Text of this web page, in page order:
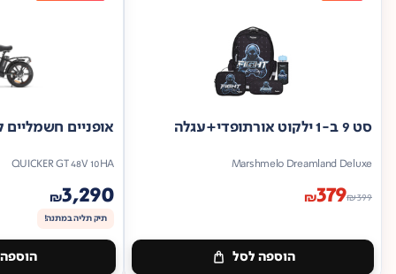
סט 9 ב-1 ילקוט אורתופדי+עגלה
Marshmelo Dreamland Deluxe
₪399
₪379
הוספה לסל
אופניים חשמליים
QUICKER GT 48V 10HA
₪3,290
תיק תליה במתנה!